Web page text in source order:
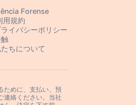
Forense
用規約
イバシーポリシー
ちについて
ために、支払い、預
連絡ください。当社